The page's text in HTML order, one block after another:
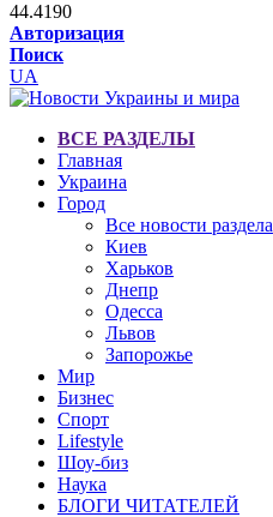
44.4190
Авторизация
Поиск
UA
ВСЕ РАЗДЕЛЫ
Главная
Украина
Город
Все новости раздела
Киев
Харьков
Днепр
Одесса
Львов
Запорожье
Мир
Бизнес
Спорт
Lifestyle
Шоу-биз
Наука
БЛОГИ ЧИТАТЕЛЕЙ